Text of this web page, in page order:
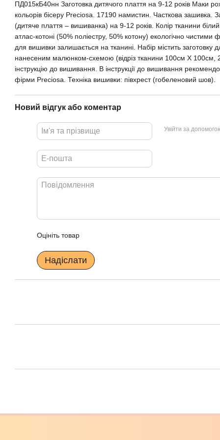
ПД015кБ40нн Заготовка дитячого плаття на 9-12 років Маки
кольорів бісеру Preciosa. 17190 намистин. Часткова зашивка.
(дитяче плаття – вишиванка) на 9-12 років. Колір тканини
атлас-котоні (50% поліестру, 50% котону) екологічно
для вишивки залишається на тканині. Набір містить заготовку
нанесеним малюнком-схемою (відріз тканини 100cм Х 100cм,
інструкцію до вишивання. В інструкції до вишивання
фірми Preciosa. Техніка вишивки: півхрест (гобеленовий шов).
Новий відгук або коментар
Увійти за
Оцініть товар
Надіслати